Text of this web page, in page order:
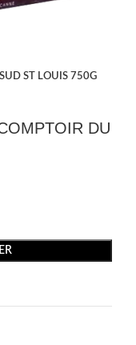
ST LOUIS 750G
DU